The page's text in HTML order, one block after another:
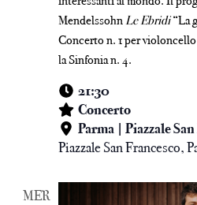
Mendelssohn Le Ebridi“La
Concerto n. 1 per
la Sinfonia n. 4.
21:30
Concerto
Parma | Piazzale
Piazzale San Francesco,
MER